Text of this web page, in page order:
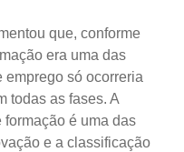
que, conforme
era uma das
emprego só ocorreria
todas as fases. A
é uma das
e a classificação